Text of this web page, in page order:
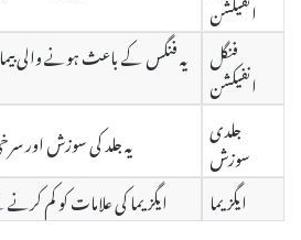
انفیکشن
فنگل
انفیکشن
یہ فنگس کے باعث ہونے والی
جلدی
سوزش
یہ جلد کی سوزش اور
ایگزیما
ایگزیما کی علامات کو کم